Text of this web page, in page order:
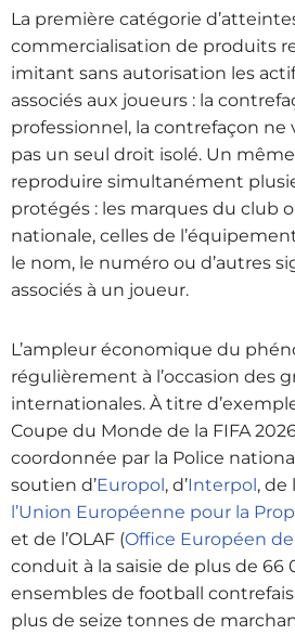
La première catégorie
commercialisation de produits
imitant sans autorisation les
associés aux joueurs : la
professionnel, la contrefaçon ne
pas un seul droit isolé. Un
reproduire simultanément
protégés : les marques du club
nationale, celles de
le nom, le numéro ou d’autres
associés à un joueur.
L’ampleur économique du
régulièrement à l’occasion des
internationales. À titre
Coupe du Monde de la FIFA
coordonnée par la Police
soutien d’Europol, d’Interpol, de
l’Union Européenne pour la
et de l’OLAF (Office Européen
conduit à la saisie de plus de 66
ensembles de football
plus de seize tonnes de